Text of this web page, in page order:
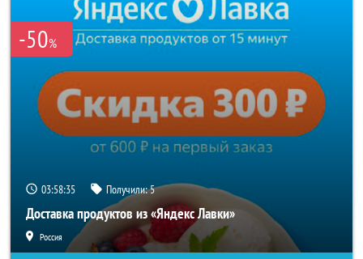
-50%
03:58:34 Получили:5
Доставка продуктов из «Яндекс Лавки»
Россия